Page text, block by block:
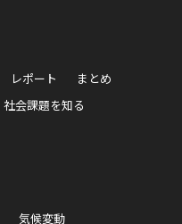
レポート
まとめ
社会課題を知る
気候変動